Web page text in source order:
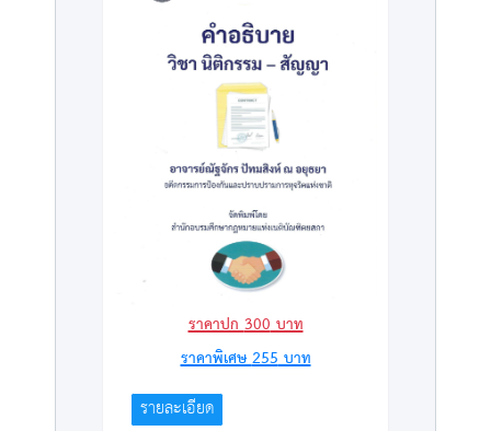
ราคาปก300บาท
ราคาพิเศษ255บาท
รายละเอียด